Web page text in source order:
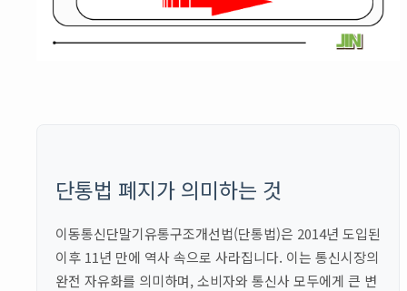
단통법 폐지가 의미하는 것
이동통신단말기유통구조개선법(단통법)은 2014년 도입된
이후 11년 만에 역사 속으로 사라집니다. 이는 통신시장의
완전 자유화를 의미하며, 소비자와 통신사 모두에게 큰 변